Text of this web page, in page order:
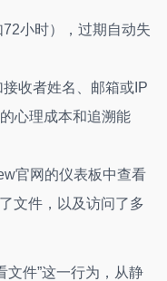
小时），过期自动失
收者姓名、邮箱或IP
心理成本和追溯能
官网的仪表板中查看
文件，以及访问了多
文件”这一行为，从静